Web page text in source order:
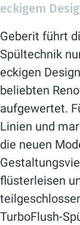
eckigem
Geberit führt
Spültechnik
eckigen
beliebten
aufgewertet.
Linien und
die neuen
flüsterleisen
TurboFlush-